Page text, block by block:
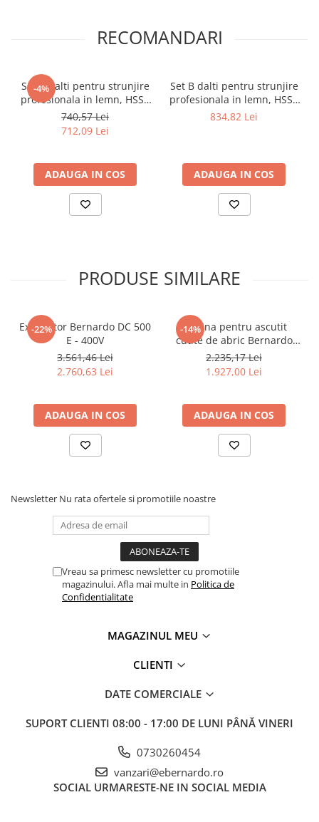
Etape XY
Papusa mobila / con de centrare
Instrumente de masurare
Afisaj digital
testare
Dispozitiv de testare
Indicatoare înălțime
Micrometru de adancime
Nivele
Palpatoare margine
Placi de granit de suprafață
Set unelte de masurare
Instrumente de decupare
Tarozi si filiere
Accesorii utilaje
Accesorii masini de gaurit si frezat
Accesorii pentru ferastraie
mecanice cu banda si disc
Accesorii pentru masini de ascutit
Accesorii pentru masini de slefuit
Accesorii polizor umed și uscat
Accesorii masini de slefuit cutite
de gravat
RECOMANDARI
-4%
Set A dalti pentru strunjire
profesionala in lemn, HSS -
6 bucati
740,57 Lei
712,09 Lei
ADAUGA IN COS
Set B dalti pentru strunjire
profesionala in lemn, HSS -
8 bucati
834,82 Lei
ADAUGA IN COS
PRODUSE SIMILARE
-22%
Exhaustor Bernardo DC 500
E - 400V
3.561,46 Lei
2.760,63 Lei
ADAUGA IN COS
-14%
Masina pentru ascutit
cutite de abric Bernardo
HMS 600
2.235,17 Lei
1.927,00 Lei
ADAUGA IN COS
Newsletter Nu rata ofertele si promotiile noastre
Vreau sa primesc newsletter cu promotiile
magazinului. Afla mai multe in Politica de
Confidentialitate
MAGAZINUL MEU
CLIENTI
DATE COMERCIALE
SUPORT CLIENTI 08:00 - 17:00 DE LUNI PÂNĂ VINERI
0730260454
vanzari@ebernardo.ro
SOCIAL URMARESTE-NE IN SOCIAL MEDIA